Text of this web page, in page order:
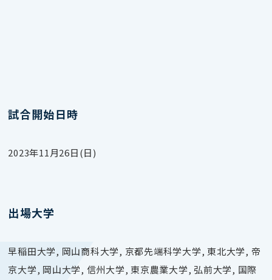
試合開始日時
2023年11月26日(日)
出場大学
早稲田大学, 岡山商科大学, 京都先端科学大学, 東北大学, 帝
京大学, 岡山大学, 信州大学, 東京農業大学, 弘前大学, 国際